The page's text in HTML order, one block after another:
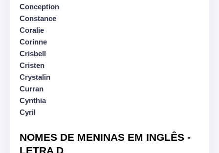
Conception
Constance
Coralie
Corinne
Crisbell
Cristen
Crystalin
Curran
Cynthia
Cyril
NOMES DE MENINAS EM INGLÊS -
LETRA D